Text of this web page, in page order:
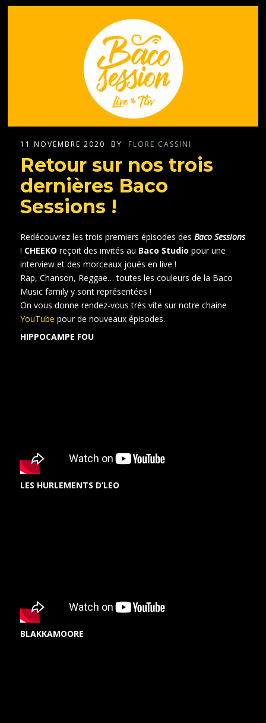
11 NOVEMBRE 2020 BY FLORE CASSINI
Retour sur nos trois
dernières Baco
Sessions !
Redécouvrez les trois premiers épisodes desBaco Sessions
! CHEEKO reçoit des invités au Baco Studio pour une
interview et des morceaux joués en live !
Rap, Chanson, Reggae… toutes les couleurs de la Baco
Music family y sont représentées !
On vous donne rendez-vous très vite sur notre chaine
YouTube pour de nouveaux épisodes.
HIPPOCAMPE FOU
LES HURLEMENTS D’LEO
BLAKKAMOORE